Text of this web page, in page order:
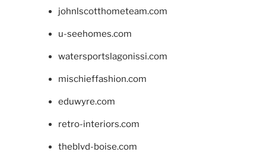
johnlscotthometeam.com
u-seehomes.com
watersportslagonissi.com
mischieffashion.com
eduwyre.com
retro-interiors.com
theblvd-boise.com